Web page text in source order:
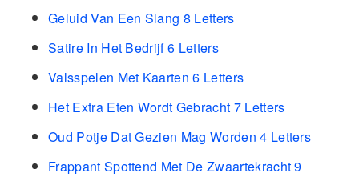
Geluid Van Een Slang 8 Letters
Satire In Het Bedrijf 6 Letters
Valsspelen Met Kaarten 6 Letters
Het Extra Eten Wordt Gebracht 7 Letters
Oud Potje Dat Gezien Mag Worden 4 Letters
Frappant Spottend Met De Zwaartekracht 9